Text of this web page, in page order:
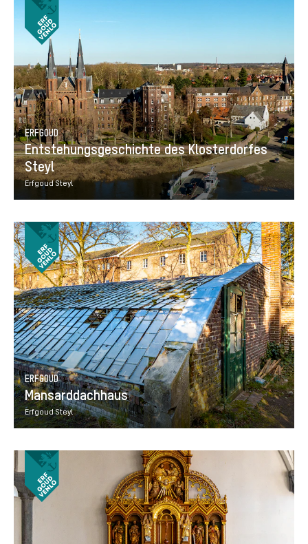
ERFGOUD
Entstehungsgeschichte des Klosterdorfes
Steyl
Erfgoud Steyl
ERFGOUD
Mansarddachhaus
Erfgoud Steyl